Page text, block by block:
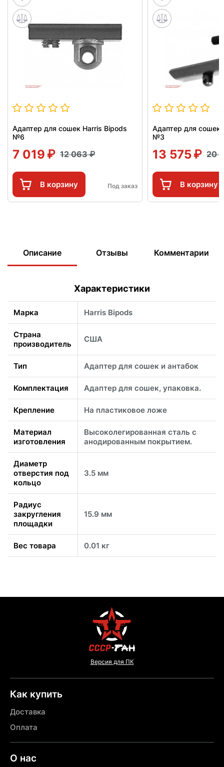
Адаптер для сошек Harris Bipods
№6
7 019 12 063
В корзину Под заказ
Адаптер для сошек
№3
13 575 20
В корзину
Описание Отзывы Комментарии
Характеристики
Марка Harris Bipods
Страна
производитель
США
Тип Адаптер для сошек и антабок
Комплектация Адаптер для сошек, упаковка.
Крепление На пластиковое ложе
Материал
изготовления
Высоколегированная сталь с
анодированным покрытием.
Диаметр
отверстия под
кольцо
3.5 мм
Радиус
закругления
площадки
15.9 мм
Вес товара 0.01 кг
Версия для ПК
Как купить
Доставка
Оплата
О нас